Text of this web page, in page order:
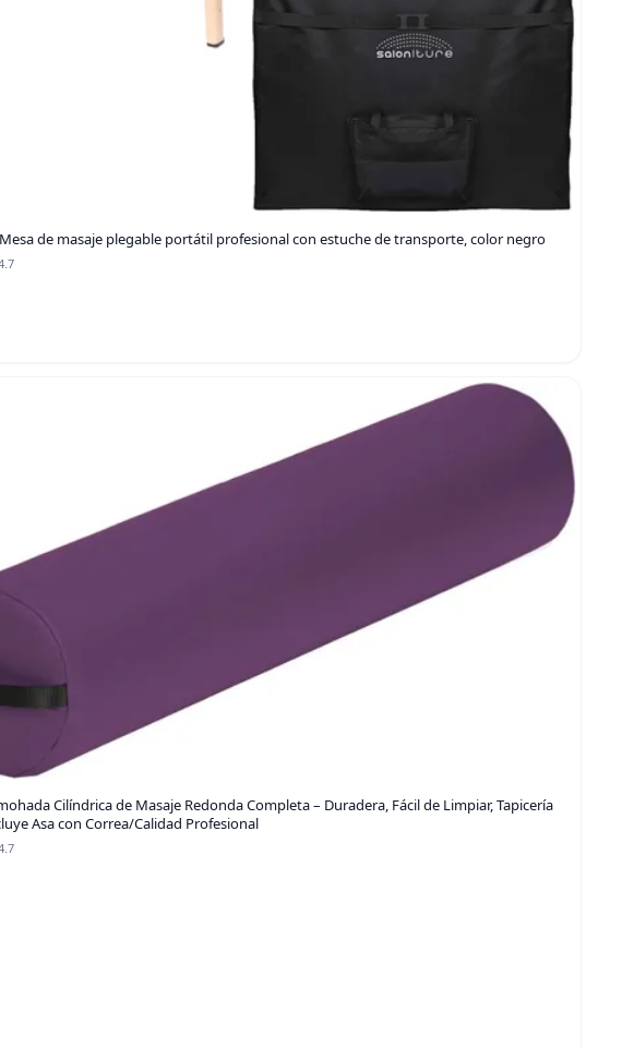
de masaje plegable portátil profesional con estuche de transporte, color negro
Cilíndrica de Masaje Redonda Completa – Duradera, Fácil de Limpiar, Tapicería
Asa con Correa/Calidad Profesional